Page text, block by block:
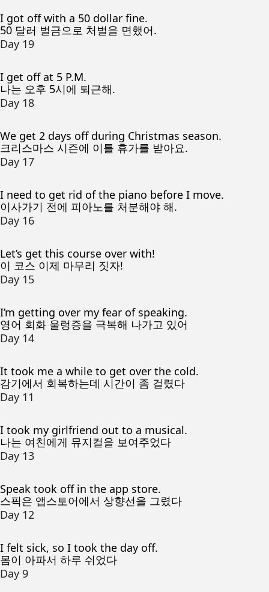
I got off with a 50 dollar fine.
50 달러 벌금으로 처벌을 면했어.
Day 19
I get off at 5 P.M.
나는 오후 5시에 퇴근해.
Day 18
We get 2 days off during Christmas season.
크리스마스 시즌에 이틀 휴가를 받아요.
Day 17
I need to get rid of the piano before I move.
이사가기 전에 피아노를 처분해야 해.
Day 16
Let’s get this course over with!
이 코스 이제 마무리 짓자!
Day 15
I’m getting over my fear of speaking.
영어 회화 울렁증을 극복해 나가고 있어
Day 14
It took me a while to get over the cold.
감기에서 회복하는데 시간이 좀 걸렸다
Day 11
I took my girlfriend out to a musical.
나는 여친에게 뮤지컬을 보여주었다
Day 13
Speak took off in the app store.
스픽은 앱스토어에서 상향선을 그렸다
Day 12
I felt sick, so I took the day off.
몸이 아파서 하루 쉬었다
Day 9